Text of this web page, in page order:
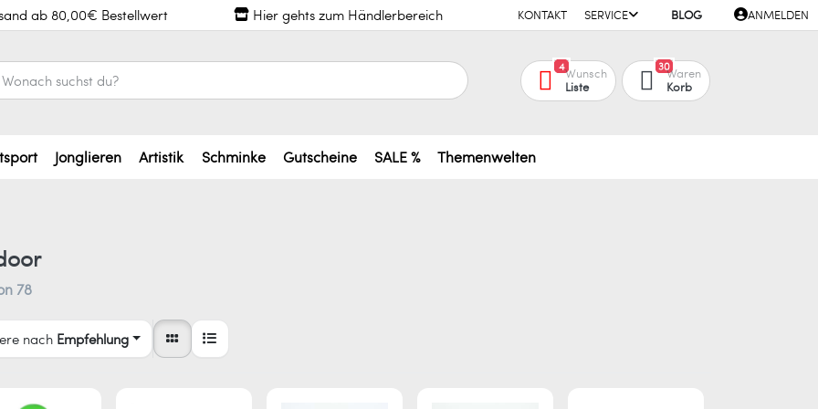
ab 80,00€ Bestellwert Hier gehts zum Händlerbereich KONTAKT SERVICE BLOG ANMELDEN
4Wunsch
Liste
30Waren
Korb
Jonglieren Artistik Schminke Gutscheine SALE % Themenwelten
78
nach Empfehlung